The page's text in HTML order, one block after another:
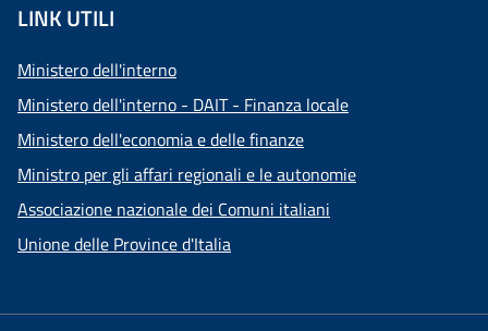
LINK UTILI
Ministero dell'interno
Ministero dell'interno - DAIT - Finanza locale
Ministero dell'economia e delle finanze
Ministro per gli affari regionali e le autonomie
Associazione nazionale dei Comuni italiani
Unione delle Province d'Italia